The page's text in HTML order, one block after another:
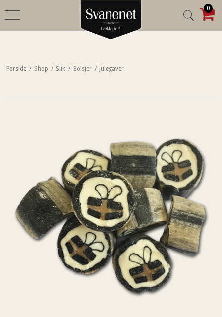
0
Forside / Shop / Slik / Bolsjer / Julegaver